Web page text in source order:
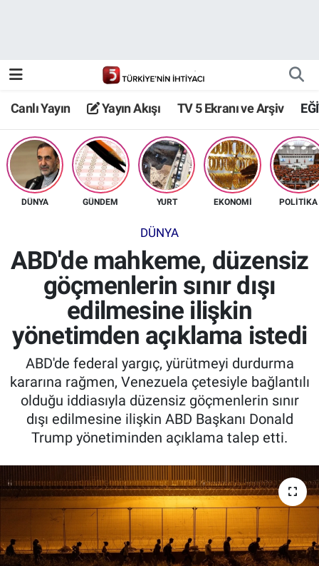
Canlı Yayın Yayın Akışı TV 5 Ekranı ve Arşiv
DÜNYA GÜNDEM YURT EKONOMİ POLİTİKA
DÜNYA
ABD'de mahkeme, düzensiz
göçmenlerin sınır dışı
edilmesine ilişkin
yönetimden açıklama istedi
ABD'de federal yargıç, yürütmeyi durdurma
kararına rağmen, Venezuela çetesiyle bağlantılı
olduğu iddiasıyla düzensiz göçmenlerin sınır
dışı edilmesine ilişkin ABD Başkanı Donald
Trump yönetiminden açıklama talep etti.
TV 5 Ekranı ve Arşiv